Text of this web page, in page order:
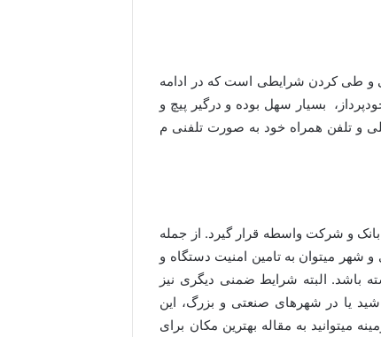
و طی کردن شرایطی است که در ادامه
بسیار سهل بوده و درگیر پیچ و
ملی و تلفن همراه خود به صورت تلفنی م
و شرکت واسطه قرار گیرد. از جمله
میتوان به تامین امنیت دستگاه و
باشد. البته شرایط ضمنی دیگری نیز
یا در شهرهای صنعتی و بزرگ، این
میتوانید به مقاله بهترین مکان برای